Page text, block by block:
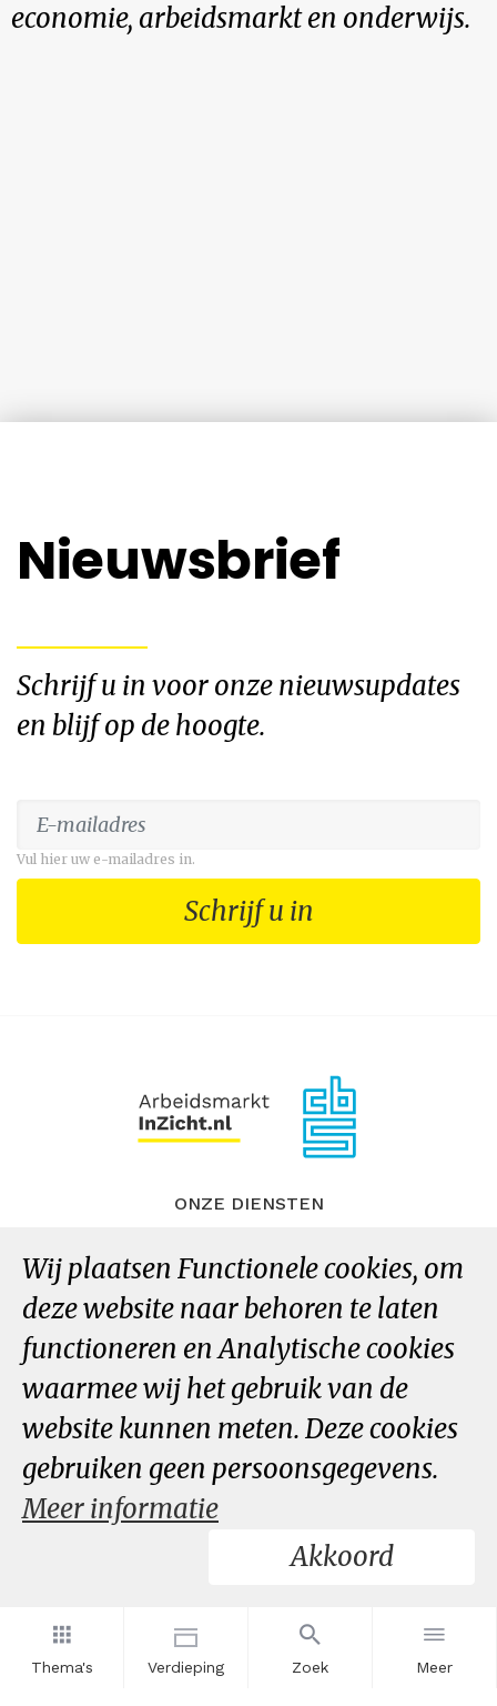
Thema's Verdieping Zoek Meer
Wij plaatsen Functionele cookies, om
deze website naar behoren te laten
functioneren en Analytische cookies
waarmee wij het gebruik van de
website kunnen meten. Deze cookies
gebruiken geen persoonsgegevens.
Meer informatie
Akkoord
economie, arbeidsmarkt en onderwijs.
Nieuwsbrief
Schrijf u in voor onze nieuwsupdates
en blijf op de hoogte.
Vul hier uw e-mailadres in.
Schrijf u in
ONZE DIENSTEN
Data per thema
Dataportaal
OVER ONS
InZicht
Contact